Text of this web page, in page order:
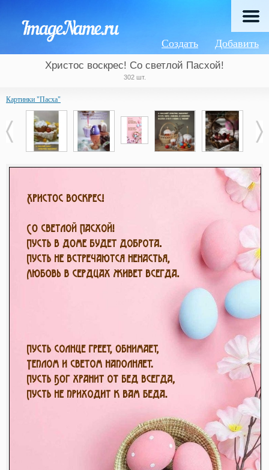
Добавить
Создать
Христос воскрес! Со светлой Пасхой!
302 шт.
Картинки "Пасха"